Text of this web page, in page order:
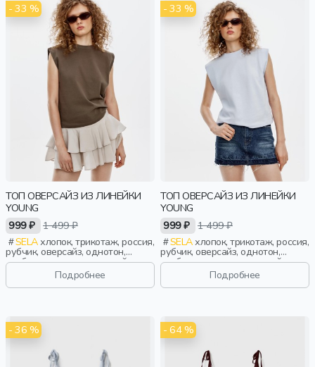
- 33 %
ТОП ОВЕРСАЙЗ ИЗ ЛИНЕЙКИ
YOUNG
999 ₽ 1 499 ₽
SELAхлопок, трикотаж, россия,
рубчик, оверсайз, однотон,
свободные, вырез, круглый
вырез, девочки,
старшеклассники, дети
Подробнее
- 33 %
ТОП ОВЕРСАЙЗ ИЗ ЛИНЕЙКИ
YOUNG
999 ₽ 1 499 ₽
SELAхлопок, трикотаж, россия,
рубчик, оверсайз, однотон,
свободные, вырез, круглый
вырез, девочки,
старшеклассники, дети
Подробнее
- 36 % - 64 %